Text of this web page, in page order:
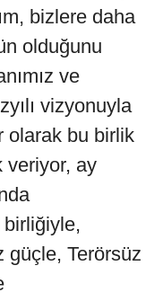
bizlere daha
olduğunu
ve
vizyonuyla
olarak bu birlik
veriyor, ay
güçle, Terörsüz